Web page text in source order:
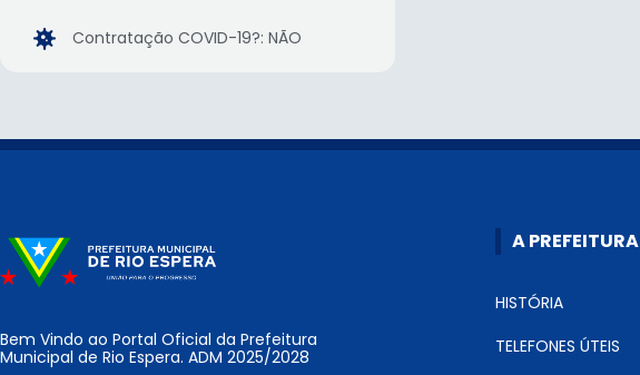
Contratação COVID-19?: NÃO
Bem Vindo ao Portal Oficial da Prefeitura
Municipal de Rio Espera. ADM 2025/2028
A PREFEITURA
HISTÓRIA
TELEFONES ÚTEIS